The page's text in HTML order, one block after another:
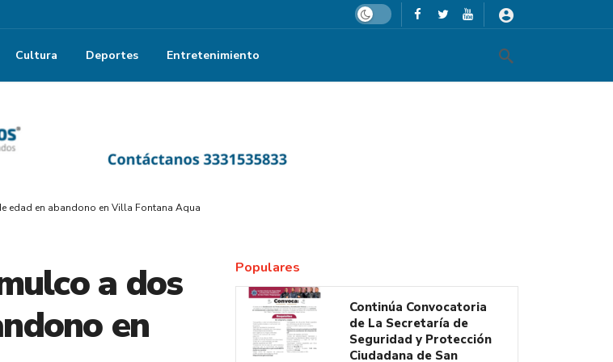
Dark mode
Cultura Deportes Entretenimiento
edad en abandono en Villa Fontana Aqua
a dos
en
Populares
Continúa Convocatoria
de La Secretaría de
Seguridad y Protección
Ciudadana de San